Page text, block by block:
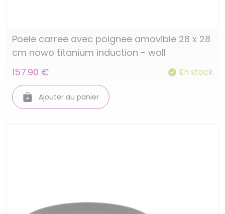
Poele carree avec poignee amovible 28 x 28
cm nowo titanium induction - woll
157.90 €
En stock
Ajouter au panier